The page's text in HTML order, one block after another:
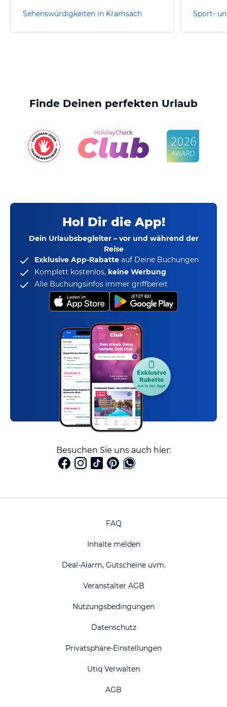
Sehenswürdigkeiten in Kramsach
Finde Deinen perfekten Urlaub
Hol Dir die App!
Dein Urlaubsbegleiter – vor und während der
Reise
Exklusive App-Rabatte auf Deine Buchungen
Komplett kostenlos, keine Werbung
Alle Buchungsinfos immer griffbereit
Besuchen Sie uns auch hier:
FAQ
Inhalte melden
Deal-Alarm, Gutscheine uvm.
Veranstalter AGB
Nutzungsbedingungen
Datenschutz
Privatsphäre-Einstellungen
Utiq Verwalten
AGB